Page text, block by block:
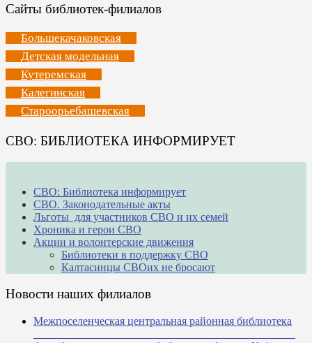
Сайты библиотек-филиалов
Большекачаковская
Детская модельная
Кутеремская
Калегинская
Староорьебашевская
СВО: БИБЛИОТЕКА ИНФОРМИРУЕТ
СВО: Библиотека информирует
СВО. Законодательные акты
Льготы для участников СВО и их семей
Хроника и герои СВО
Акции и волонтерские движения
Библиотеки в поддержку СВО
Калтасинцы СВОих не бросают
Новости наших филиалов
Межпоселенческая центральная районная библиотека